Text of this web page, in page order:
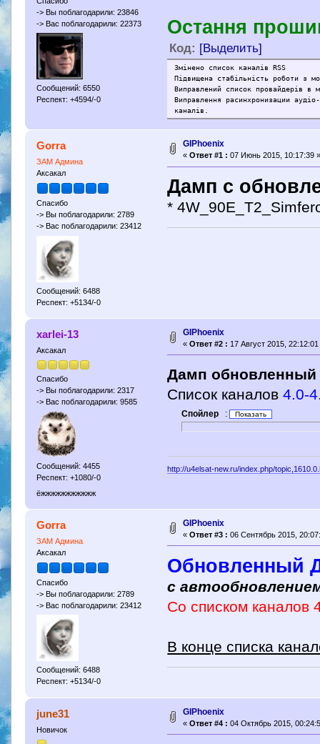
-> Вы поблагодарили: 23846
-> Вас поблагодарили: 22373
Сообщений: 6550
Респект: +4594/-0
Остання
Код: [Выделить]
Змінено список каналів RSS
Підвищена стабільність роботи з
Виправлений список провайдерів
Виправлення расинхронизации
каналів.
Gorra
ЗАМ Админа
Аксакал
Спасибо
-> Вы поблагодарили: 2789
-> Вас поблагодарили: 23412
Сообщений: 6488
Респект: +5134/-0
GIPhoenix
« Ответ #1 : 07 Июнь 2015, 10:17:39 »
Дамп с
*
xarlei-13
Аксакал
Спасибо
-> Вы поблагодарили: 2317
-> Вас поблагодарили: 9585
Сообщений: 4455
Респект: +1080/-0
ёжжжжжжжжжжж
GIPhoenix
« Ответ #2 : 17 Август 2015, 22:12:01
Дамп
Список каналов4.0-
Спойлер :
http://u4elsat-new.ru/index.php/
Gorra
ЗАМ Админа
Аксакал
Спасибо
-> Вы поблагодарили: 2789
-> Вас поблагодарили: 23412
Сообщений: 6488
Респект: +5134/-0
GIPhoenix
« Ответ #3 : 06 Сентябрь 2015,
Обновленный
с
Со списком каналов
В конце списка
june31
Новичок
GIPhoenix
« Ответ #4 : 04 Октябрь 2015,